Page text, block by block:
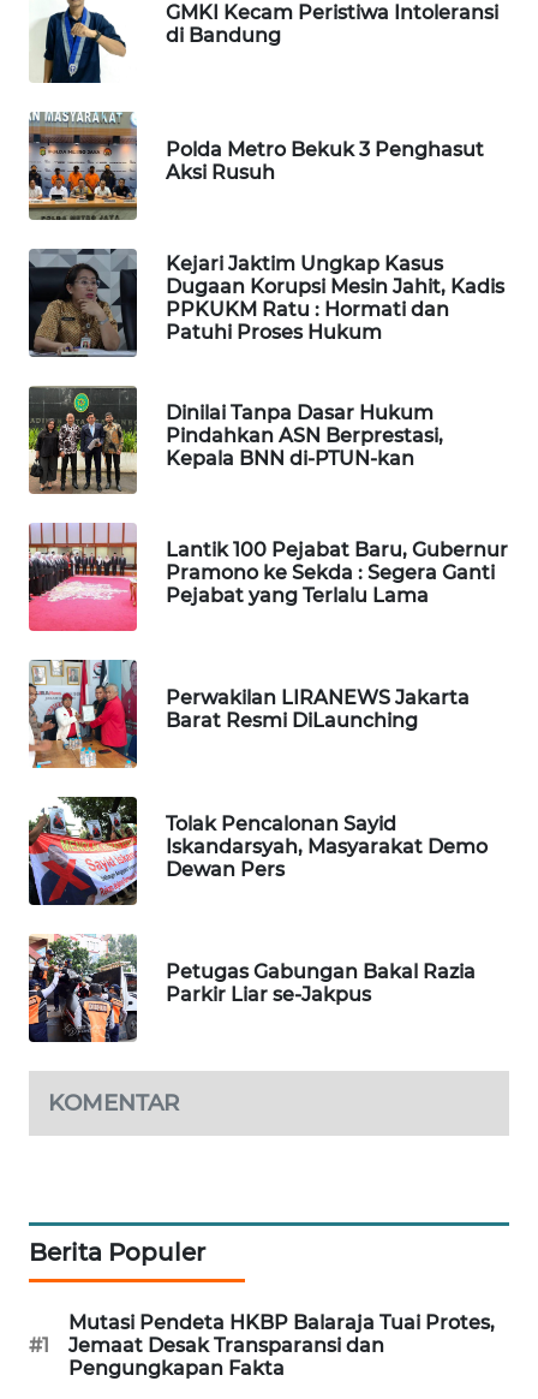
GMKI Kecam Peristiwa Intoleransi
di Bandung
Polda Metro Bekuk 3 Penghasut
Aksi Rusuh
Kejari Jaktim Ungkap Kasus
Dugaan Korupsi Mesin Jahit, Kadis
PPKUKM Ratu : Hormati dan
Patuhi Proses Hukum
Dinilai Tanpa Dasar Hukum
Pindahkan ASN Berprestasi,
Kepala BNN di-PTUN-kan
Lantik 100 Pejabat Baru, Gubernur
Pramono ke Sekda : Segera Ganti
Pejabat yang Terlalu Lama
Perwakilan LIRANEWS Jakarta
Barat Resmi DiLaunching
Tolak Pencalonan Sayid
Iskandarsyah, Masyarakat Demo
Dewan Pers
Petugas Gabungan Bakal Razia
Parkir Liar se-Jakpus
KOMENTAR
Berita Populer
#1
Mutasi Pendeta HKBP Balaraja Tuai Protes,
Jemaat Desak Transparansi dan
Pengungkapan Fakta
WN
TEBING
TINGGI
WN
PAKPAK
WN
KARAWANG
WN
BEKASI
WN
BOGOR
WN
WN
TAPANULI
UTARA
WN
SAMOSIR
PADANG
LAWAS
WN
WN
CIANJUR
WN
KEPULAUAN
WN
WN